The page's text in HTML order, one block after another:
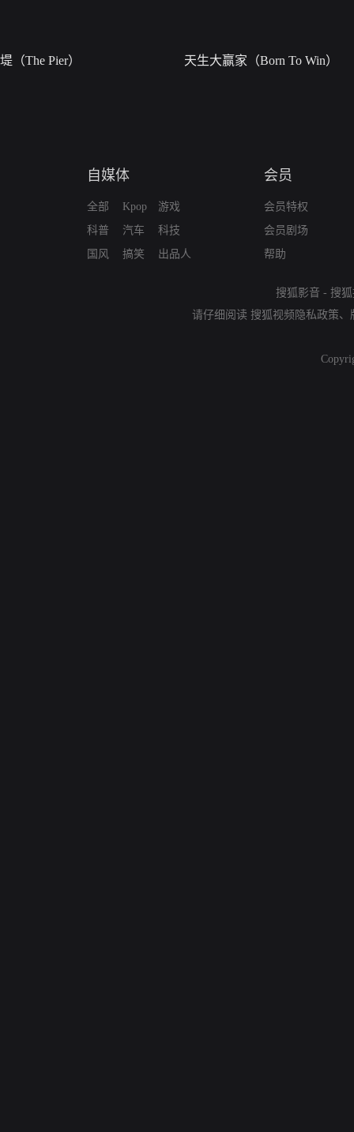
堤（The Pier） 天生大赢家（Born To Win）
自媒体
全部
科普
国风
Kpop
汽车
搞笑
游戏
科技
出品人
会员
会员特权
会员剧场
帮助
搜狐影音 - 搜
请仔细阅读 搜狐视频隐私政策、